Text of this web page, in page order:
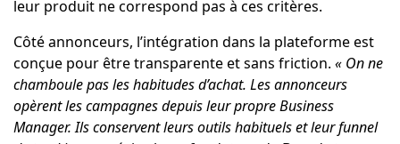
leur produit ne correspond pas à ces critères.
Côté annonceurs, l’intégration dans la plateforme est
conçue pour être transparente et sans friction. « On ne
chamboule pas les habitudes d’achat. Les annonceurs
opèrent les campagnes depuis leur propre Business
Manager. Ils conservent leurs outils habituels et leur funnel